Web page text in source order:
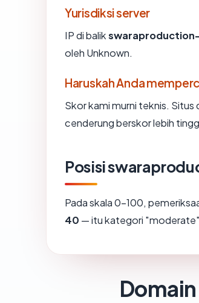
Yurisdiksi server
IP di balik
oleh Unknown.
Haruskah Anda
Skor kami murni teknis.
cenderung berskor lebih
Posisi
Pada skala 0-100,
40 — itu kategori